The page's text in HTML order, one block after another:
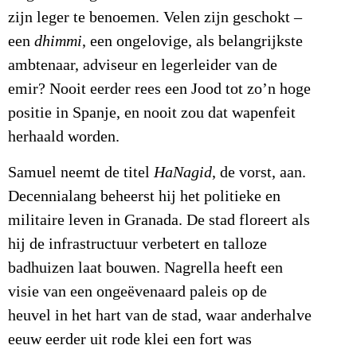
zijn leger te benoemen. Velen zijn geschokt –
een dhimmi, een ongelovige, als belangrijkste
ambtenaar, adviseur en legerleider van de
emir? Nooit eerder rees een Jood tot zo’n hoge
positie in Spanje, en nooit zou dat wapenfeit
herhaald worden.
Samuel neemt de titelHaNagid, de vorst, aan.
Decennialang beheerst hij het politieke en
militaire leven in Granada. De stad floreert als
hij de infrastructuur verbetert en talloze
badhuizen laat bouwen. Nagrella heeft een
visie van een ongeëvenaard paleis op de
heuvel in het hart van de stad, waar anderhalve
eeuw eerder uit rode klei een fort was